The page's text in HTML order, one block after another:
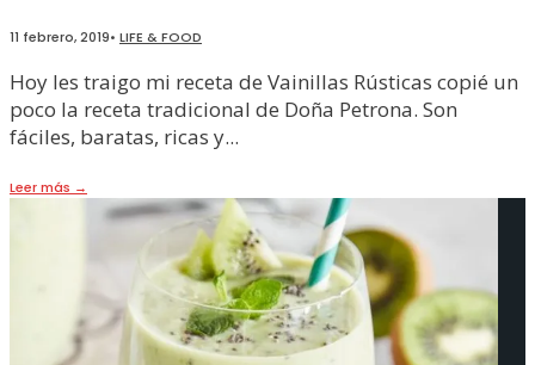
11 febrero, 2019• LIFE & FOOD
Hoy les traigo mi receta de Vainillas Rústicas copié un
poco la receta tradicional de Doña Petrona. Son
fáciles, baratas, ricas y...
Leer más →